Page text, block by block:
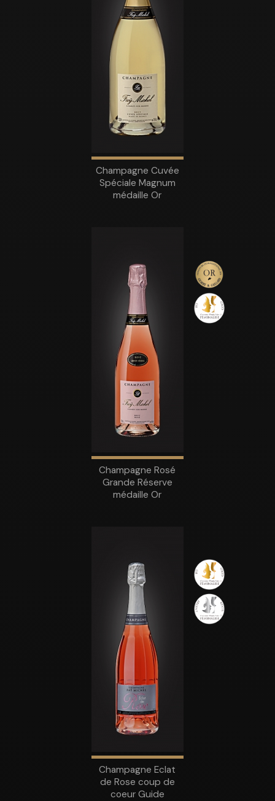
Champagne Cuvée
Spéciale Magnum
médaille Or
Champagne Rosé
Grande Réserve
médaille Or
Champagne Eclat
de Rose coup de
coeur Guide